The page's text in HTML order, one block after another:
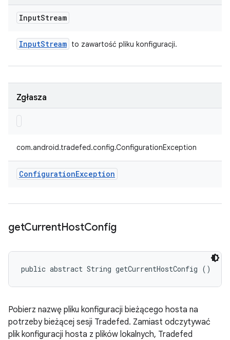
InputStream
InputStream to zawartość pliku konfiguracji.
Zgłasza
com.android.tradefed.config.ConfigurationException
ConfigurationException
getCurrentHostConfig
public abstract String getCurrentHostConfig ()
Pobierz nazwę pliku konfiguracji bieżącego hosta na
potrzeby bieżącej sesji Tradefed. Zamiast odczytywać
plik konfiguracji hosta z plików lokalnych, Tradefed